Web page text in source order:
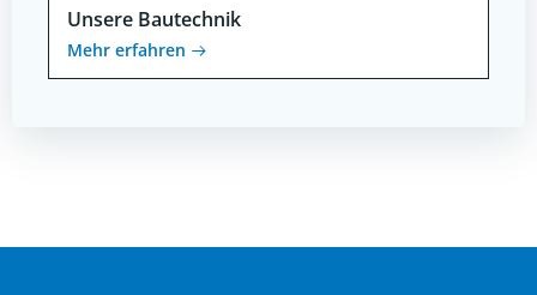
Unsere Bautechnik
Mehr erfahren